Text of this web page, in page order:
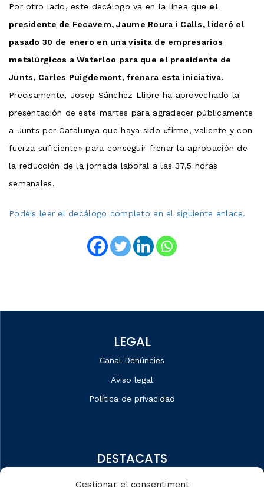
Gestionar el consentiment
Por otro lado, este decálogo va en la línea que el
presidente de Fecavem, Jaume Roura i Calls, lideró el
pasado 30 de enero en una visita de empresarios
metalúrgicos a Waterloo para que el presidente de
Junts, Carles Puigdemont, frenara esta iniciativa.
Precisamente, Josep Sánchez Llibre ha aprovechado la
presentación de este martes para agradecer públicamente
a Junts per Catalunya que haya sido «firme, valiente y con
fuerza suficiente» para conseguir frenar la aprobación de
la reducción de la jornada laboral a las 37,5 horas
semanales.
Podéis leer el decálogo completo en el siguiente enlace.
LEGAL
Canal Denúncies
Aviso legal
Política de privacidad
DESTACATS